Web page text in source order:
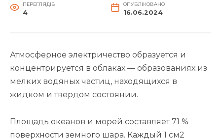
ПЕРЕГЛЯДІВ
4
ОПУБЛІКОВАНО
16.06.2024
Атмосферное электричество образуется и
концентрируется в облаках — образованиях из
мелких водяных частиц, находящихся в
жидком и твердом состоянии.
Площадь океанов и морей составляет 71 %
поверхности земного шара. Каждый 1 см2